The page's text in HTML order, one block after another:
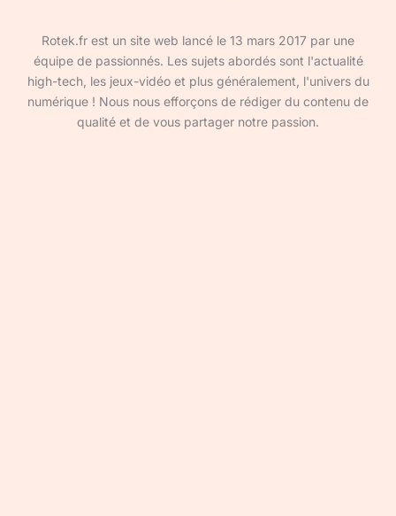
Rotek.fr est un site web lancé le 13 mars 2017 par une
équipe de passionnés. Les sujets abordés sont l'actualité
high-tech, les jeux-vidéo et plus généralement, l'univers du
numérique ! Nous nous efforçons de rédiger du contenu de
qualité et de vous partager notre passion.